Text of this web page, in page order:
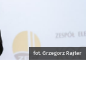
fot. Grzegorz Rajter